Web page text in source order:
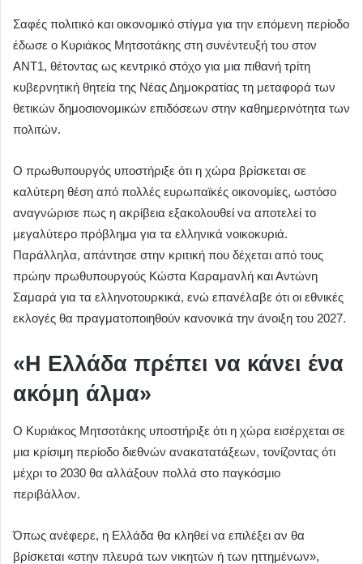
Σαφές πολιτικό και οικονομικό στίγμα για την επόμενη περίοδο
έδωσε ο Κυριάκος Μητσοτάκης στη συνέντευξή του στον
ΑΝΤ1, θέτοντας ως κεντρικό στόχο για μια πιθανή τρίτη
κυβερνητική θητεία της Νέας Δημοκρατίας τη μεταφορά των
θετικών δημοσιονομικών επιδόσεων στην καθημερινότητα των
πολιτών.
Ο πρωθυπουργός υποστήριξε ότι η χώρα βρίσκεται σε
καλύτερη θέση από πολλές ευρωπαϊκές οικονομίες, ωστόσο
αναγνώρισε πως η ακρίβεια εξακολουθεί να αποτελεί το
μεγαλύτερο πρόβλημα για τα ελληνικά νοικοκυριά.
Παράλληλα, απάντησε στην κριτική που δέχεται από τους
πρώην πρωθυπουργούς Κώστα Καραμανλή και Αντώνη
Σαμαρά για τα ελληνοτουρκικά, ενώ επανέλαβε ότι οι εθνικές
εκλογές θα πραγματοποιηθούν κανονικά την άνοιξη του 2027.
«Η Ελλάδα πρέπει να κάνει ένα
ακόμη άλμα»
Ο Κυριάκος Μητσοτάκης υποστήριξε ότι η χώρα εισέρχεται σε
μια κρίσιμη περίοδο διεθνών ανακατατάξεων, τονίζοντας ότι
μέχρι το 2030 θα αλλάξουν πολλά στο παγκόσμιο
περιβάλλον.
Όπως ανέφερε, η Ελλάδα θα κληθεί να επιλέξει αν θα
βρίσκεται «στην πλευρά των νικητών ή των ηττημένων»,